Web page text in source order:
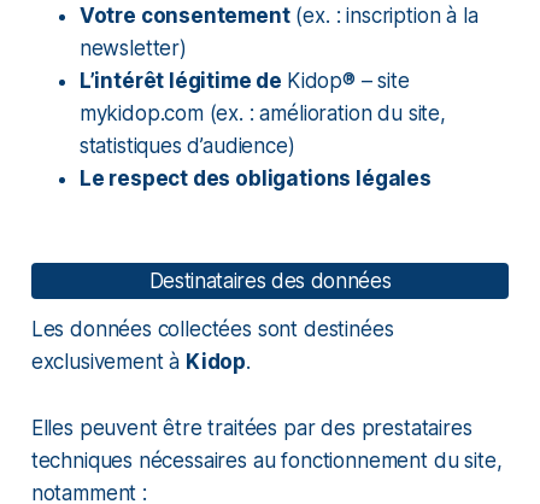
Votre consentement(ex. : inscription à la
newsletter)
L’intérêt légitime de Kidop® – site
mykidop.com (ex. : amélioration du site,
statistiques d’audience)
Le respect des obligations légales
Destinataires des données
Les données collectées sont destinées
exclusivement à Kidop.
Elles peuvent être traitées par des prestataires
techniques nécessaires au fonctionnement du site,
notamment :